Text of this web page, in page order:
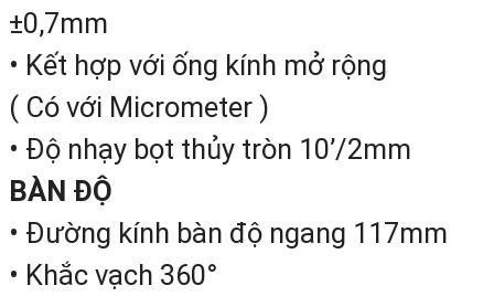
xác cao, độ ổn định cao, cấp độ
động số 1 thế giới.
QUÁ TRÌNH HÌNH THÀNH VÀ
TRIỂN THƯƠNG HIỆU LEICA:
Được biết đến từ cuối những năm
±0,7mm
• Kết hợp với ống kính mở rộng
( Có với Micrometer )
• Độ nhạy bọt thủy tròn 10’/2mm
BÀN ĐỘ
• Đường kính bàn độ ngang 117mm
• Khắc vạch 360°